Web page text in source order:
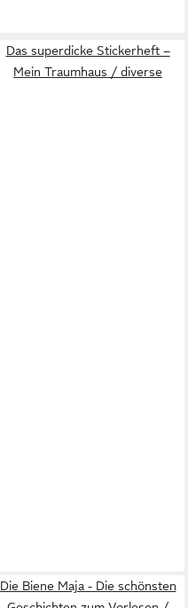
Das superdicke Stickerheft –
Mein Traumhaus / diverse
Die Biene Maja - Die schönsten